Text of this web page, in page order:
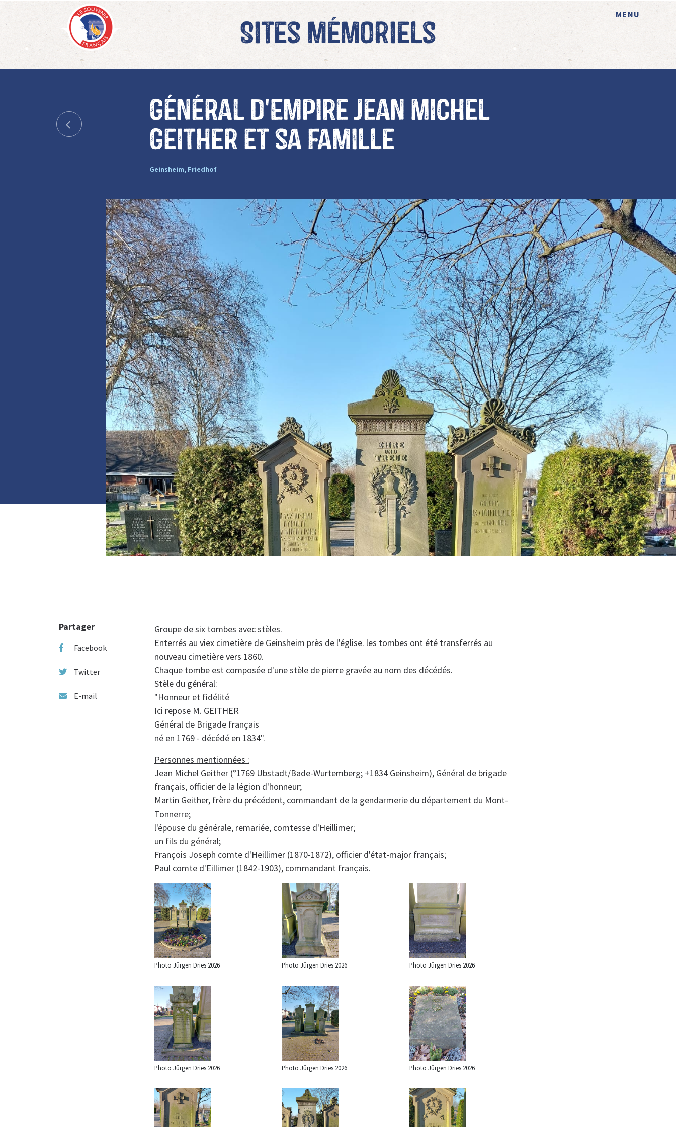
MENU
Sites mémoriels
Général d'Empire Jean Michel
Geither et sa famille
Geinsheim, Friedhof
Partager
Facebook
Twitter
E-mail
Groupe de six tombes avec stèles.
Enterrés au viex cimetière de Geinsheim près de l'église. les tombes ont été transferrés au
nouveau cimetière vers 1860.
Chaque tombe est composée d'une stèle de pierre gravée au nom des décédés.
Stèle du général:
"Honneur et fidélité
Ici repose M. GEITHER
Général de Brigade français
né en 1769 - décédé en 1834".
Personnes mentionnées :
Jean Michel Geither (°1769 Ubstadt/Bade-Wurtemberg; +1834 Geinsheim), Général de brigade
français, officier de la légion d'honneur;
Martin Geither, frère du précédent, commandant de la gendarmerie du département du Mont-
Tonnerre;
l'épouse du générale, remariée, comtesse d'Heillimer;
un fils du général;
François Joseph comte d'Heillimer (1870-1872), officier d'état-major français;
Paul comte d'Eillimer (1842-1903), commandant français.
Photo Jürgen Dries 2026 Photo Jürgen Dries 2026 Photo Jürgen Dries 2026
Photo Jürgen Dries 2026 Photo Jürgen Dries 2026 Photo Jürgen Dries 2026